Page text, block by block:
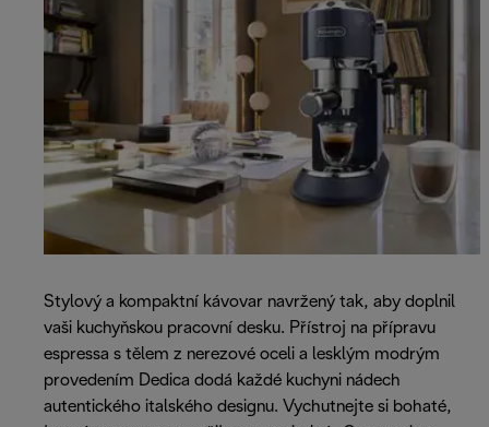
Stylový a kompaktní kávovar navržený tak, aby doplnil
vaši kuchyňskou pracovní desku. Přístroj na přípravu
espressa s tělem z nerezové oceli a lesklým modrým
provedením Dedica dodá každé kuchyni nádech
autentického italského designu. Vychutnejte si bohaté,